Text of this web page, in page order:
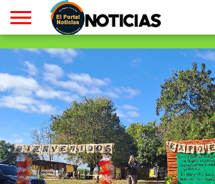
LOCALES
RADIO
EN
VIVO
EN
VIVO
MINISTERIO
CONTACTO
HOMEPAGE